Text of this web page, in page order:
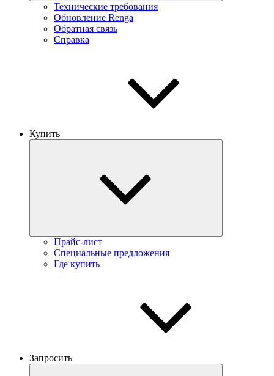
Технические требования
Обновление Renga
Обратная связь
Справка
Купить
Прайс-лист
Специальные предложения
Где купить
Запросить